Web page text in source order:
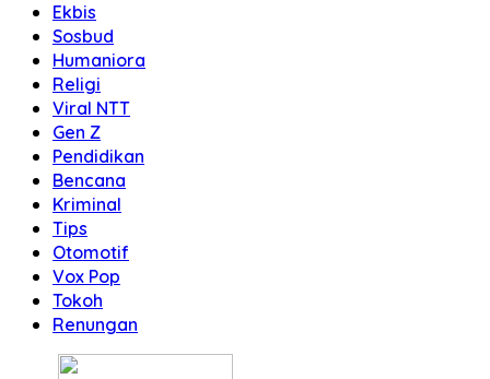
Ekbis
Sosbud
Humaniora
Religi
Viral NTT
Gen Z
Pendidikan
Bencana
Kriminal
Tips
Otomotif
Vox Pop
Tokoh
Renungan